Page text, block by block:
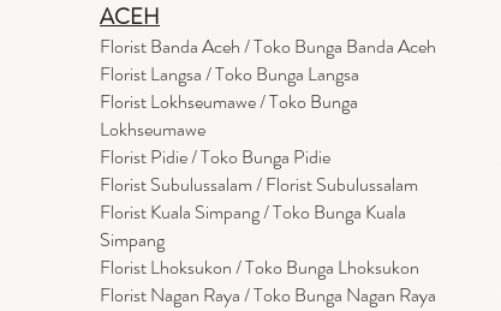
ACEH
Florist Banda Aceh / Toko Bunga Banda Aceh
Florist Langsa / Toko Bunga Langsa
Florist Lokhseumawe / Toko Bunga
Lokhseumawe
Florist Pidie / Toko Bunga Pidie
Florist Subulussalam / Florist Subulussalam
Florist Kuala Simpang / Toko Bunga Kuala
Simpang
Florist Lhoksukon / Toko Bunga Lhoksukon
Florist Nagan Raya / Toko Bunga Nagan Raya